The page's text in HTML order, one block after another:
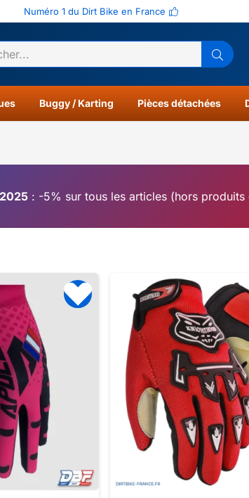
Numéro 1 du Dirt Bike en France
Buggy / Karting Pièces détachées
: -5% sur tous les articles (hors produits